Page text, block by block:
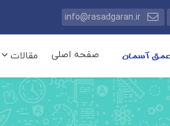
info@rasadgaran.ir
صفحه اصلی مقالات